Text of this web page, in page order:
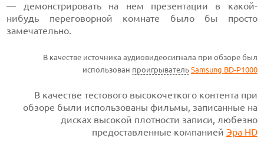
— демонстрировать на нем презентации в какой-
нибудь переговорной комнате было бы просто
замечательно.
В качестве источника аудиовидеосигнала при обзоре был
использован проигрыватель Samsung BD-P1000
В качестве тестового высокочеткого контента при
обзоре были использованы фильмы, записанные на
дисках высокой плотности записи, любезно
предоставленные компанией Эра HD